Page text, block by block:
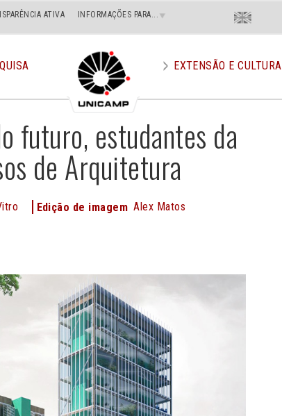
ATIVA INFORMAÇÕES PARA... Menu
Superior
Direito
En
EXTENSÃO E CULTURA
futuro, estudantes da
de Arquitetura
Edição de imagem Alex Matos